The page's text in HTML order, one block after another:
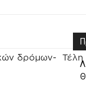
δρόμων- Τέλη